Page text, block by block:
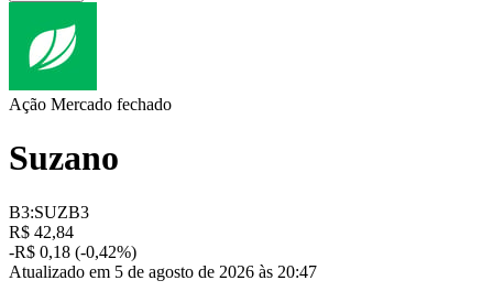
Ação Mercado fechado
Suzano
B3:SUZB3
R$ 42,84
-R$ 0,18 (-0,42%)
Atualizado em 5 de agosto de 2026 às 20:47